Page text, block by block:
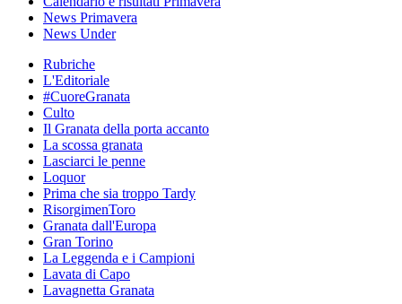
News Primavera
News Under
Rubriche
L'Editoriale
#CuoreGranata
Culto
Il Granata della porta accanto
La scossa granata
Lasciarci le penne
Loquor
Prima che sia troppo Tardy
RisorgimenToro
Granata dall'Europa
Gran Torino
La Leggenda e i Campioni
Lavata di Capo
Lavagnetta Granata